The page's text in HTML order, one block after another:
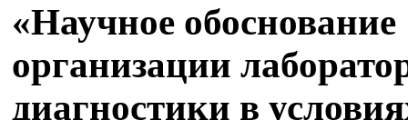
«Научное обоснование
организации
диагностики в